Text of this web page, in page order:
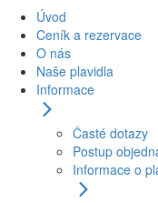
Úvod
Ceník a rezervace
O nás
Naše plavidla
Informace
Časté dotazy
Postup
Informace o